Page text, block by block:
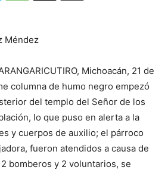
Méndez
Michoacán, 21 de
columna de humo negro empezó
del templo del Señor de los
lo que puso en alerta a la
y cuerpos de auxilio; el párroco
fueron atendidos a causa de
bomberos y 2 voluntarios, se